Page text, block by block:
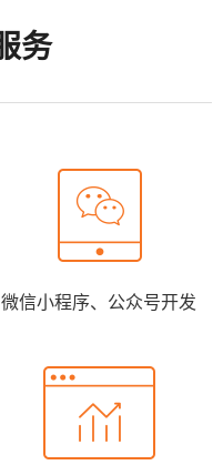
务
微信小程序、公众号开发